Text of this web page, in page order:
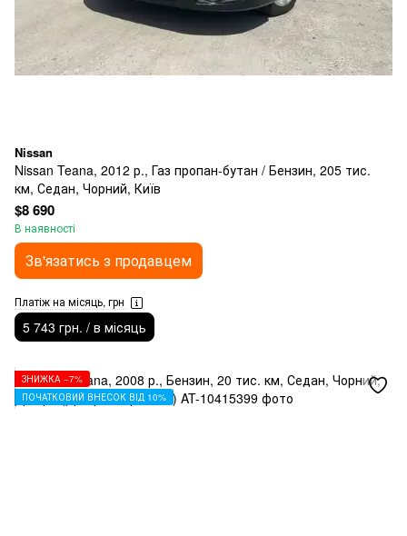
Nissan
Nissan Teana, 2012 р., Газ пропан-бутан / Бензин, 205 тис.
км, Седан, Чорний, Київ
$8 690
В наявності
Зв'язатись з продавцем
Платіж на місяць, грн
5 743 грн. / в місяць
ЗНИЖКА −7%
ПОЧАТКОВИЙ ВНЕСОК ВІД 10%